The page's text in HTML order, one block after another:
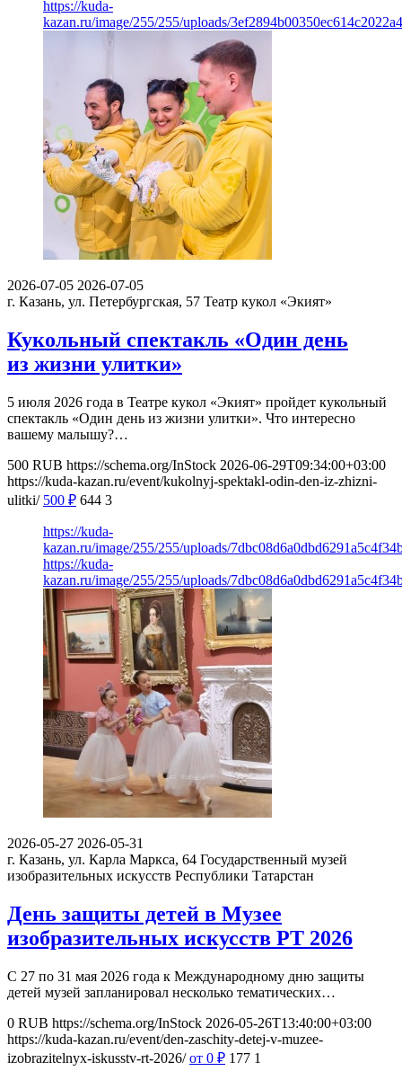
https://kuda-
kazan.ru/image/255/255/uploads/
2026-07-05 2026-07-05
г. Казань, ул. Петербургская, 57 Театр кукол «Экият»
Кукольный спектакль «Один день
из жизни улитки»
5 июля 2026 года в Театре кукол «Экият» пройдет кукольный
спектакль «Один день из жизни улитки». Что интересно
вашему малышу?…
500 RUB https://schema.org/InStock 2026-06-29T09:34:00+03:00
https://kuda-kazan.ru/event/kukolnyj-spektakl-odin-den-iz-zhizni-
ulitki/ 500 ₽ 644 3
https://kuda-
kazan.ru/image/255/255/uploads/
https://kuda-
kazan.ru/image/255/255/uploads/
2026-05-27 2026-05-31
г. Казань, ул. Карла Маркса, 64 Государственный музей
изобразительных искусств Республики Татарстан
День защиты детей в Музее
изобразительных искусств РТ 2026
С 27 по 31 мая 2026 года к Международному дню защиты
детей музей запланировал несколько тематических…
0 RUB https://schema.org/InStock 2026-05-26T13:40:00+03:00
https://kuda-kazan.ru/event/den-zaschity-detej-v-muzee-
izobrazitelnyx-iskusstv-rt-2026/ от 0 ₽ 177 1